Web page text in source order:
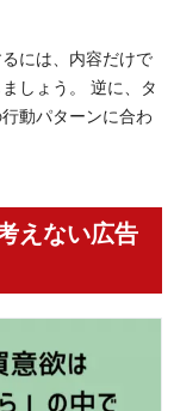
には、内容だけで
しょう。 逆に、タ
動パターンに合わ
えない広告